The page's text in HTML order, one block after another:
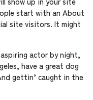
start with an About
site visitors. It might
aspiring actor by night,
have a great dog
gettin’ caught in the